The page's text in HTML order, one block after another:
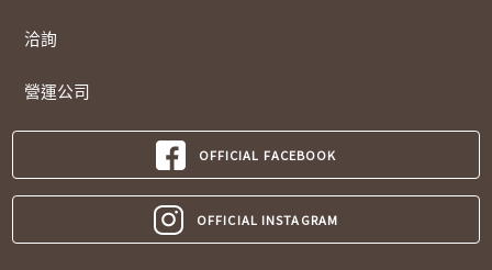
洽詢
營運公司
OFFICIAL FACEBOOK
OFFICIAL INSTAGRAM